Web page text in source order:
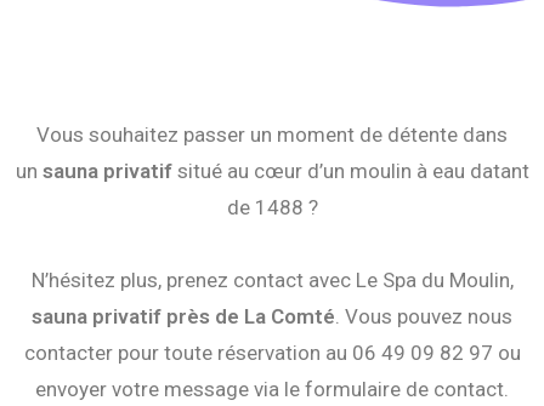
Vous souhaitez passer un moment de détente dans
un sauna privatifsitué au cœur d’un moulin à eau datant
de 1488 ?
N’hésitez plus, prenez contact avec Le Spa du Moulin,
sauna privatif près de La Comté . Vous pouvez nous
contacter pour toute réservation au 06 49 09 82 97 ou
envoyer votre message via le formulaire de contact.